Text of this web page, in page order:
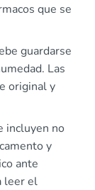
que se
guardarse
Las
original y
incluyen no
y
ante
leer el